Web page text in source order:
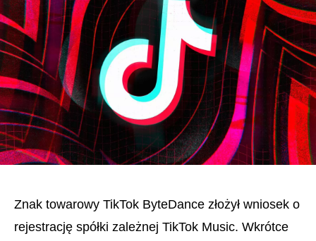
Znak towarowy TikTok ByteDance złożył wniosek o
rejestrację spółki zależnej TikTok Music. Wkrótce